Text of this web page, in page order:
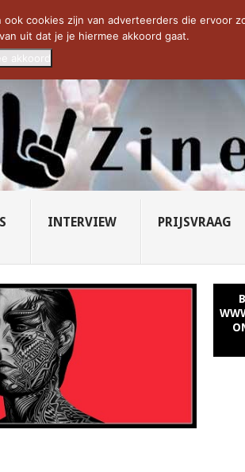
SAVATAGE KOMT TERUG IN 0... CD VAN DE
INTERVIEW PRIJSVRAAG
cookies zijn van adverteerders die ervoor
uit dat je je hiermee akkoord gaat.
akkoord